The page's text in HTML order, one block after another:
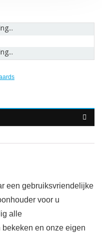
een gebruiksvriendelijke
voor u
alle
en onze eigen